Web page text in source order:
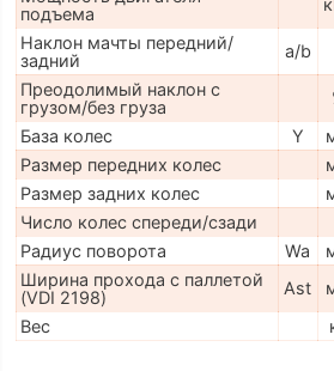
подъема
Наклон мачты передний/
задний
a/b
Преодолимый наклон с
грузом/без груза
База колес
Y
Размер передних колес
Размер задних колес
Число колес спереди/сзади
Радиус поворота
Wa
Ширина прохода с паллетой
(VDI 2198)
Ast
Вес